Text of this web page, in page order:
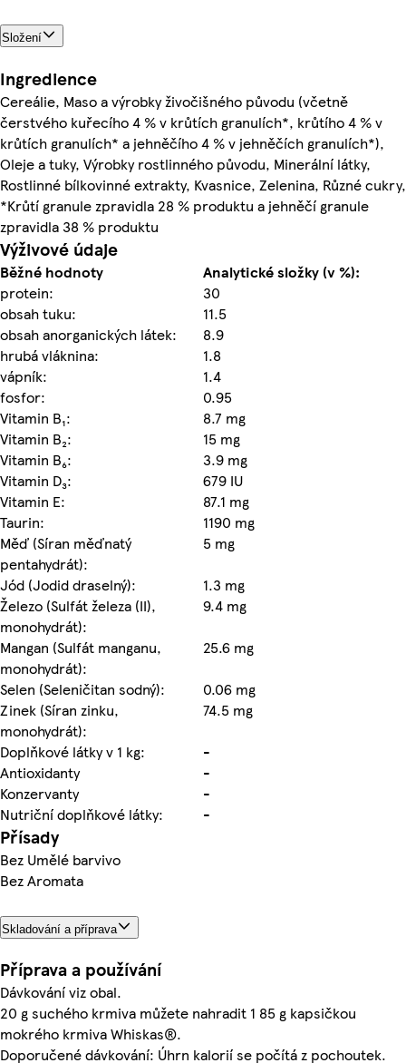
Složení
Ingredience
Cereálie, Maso a výrobky živočišného původu (včetně
čerstvého kuřecího 4 % v krůtích granulích*, krůtího 4 % v
krůtích granulích* a jehněčího 4 % v jehněčích granulích*),
Oleje a tuky, Výrobky rostlinného původu, Minerální látky,
Rostlinné bílkovinné extrakty, Kvasnice, Zelenina, Různé cukry,
*Krůtí granule zpravidla 28 % produktu a jehněčí granule
zpravidla 38 % produktu
Výživové údaje
Běžné hodnoty
Analytické složky (v %):
protein:
30
obsah tuku:
11.5
obsah anorganických látek:
8.9
hrubá vláknina:
1.8
vápník:
1.4
fosfor:
0.95
Vitamin B₁:
8.7 mg
Vitamin B₂:
15 mg
Vitamin B₆:
3.9 mg
Vitamin D₃:
679 IU
Vitamin E:
87.1 mg
Taurin:
1190 mg
Měď (Síran měďnatý
pentahydrát):
5 mg
Jód (Jodid draselný):
1.3 mg
Železo (Sulfát železa (II),
monohydrát):
9.4 mg
Mangan (Sulfát manganu,
monohydrát):
25.6 mg
Selen (Seleničitan sodný):
0.06 mg
Zinek (Síran zinku,
monohydrát):
74.5 mg
Doplňkové látky v 1 kg:
-
Antioxidanty
-
Konzervanty
-
Nutriční doplňkové látky:
-
Přísady
Bez Umělé barvivo
Bez Aromata
Skladování a příprava
Příprava a používání
Dávkování viz obal.
20 g suchého krmiva můžete nahradit 1 85 g kapsičkou
mokrého krmiva Whiskas®.
Doporučené dávkování: Úhrn kalorií se počítá z pochoutek.